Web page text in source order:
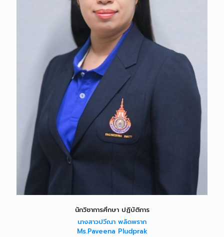
นักวิชาการศึกษา ปฏิบัติการ
นางสาวปวีณา พลัดพราก
Ms.Paveena Pludprak